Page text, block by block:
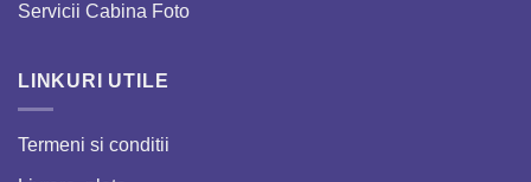
Servicii Cabina Foto
LINKURI UTILE
Termeni si conditii